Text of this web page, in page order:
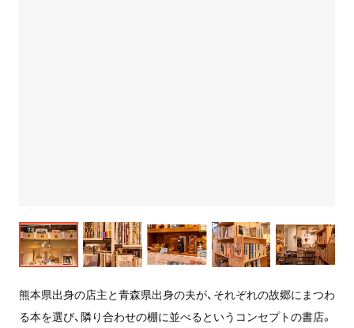
熊本県出身の店主と青森県出身の夫が、それぞれの故郷にまつわ
る本を選び、隣り合わせの棚に並べるというコンセプトの書店。